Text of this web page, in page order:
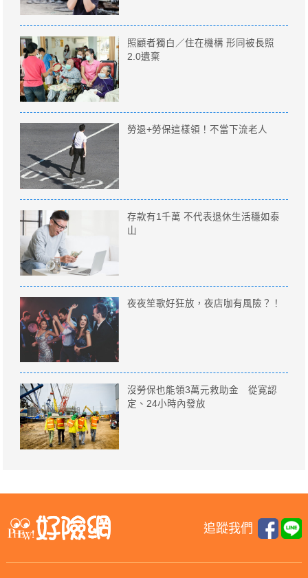
照顧者獨白／住在機構 形同被長照
2.0遺棄
勞退+勞保這樣領！不當下流老人
存款有1千萬 不代表退休生活穩如泰
山
夜夜笙歌好狂放，夜店咖有風險？！
沒勞保也能領3萬元救助金 從寛認
定、24小時內發放
追蹤我們